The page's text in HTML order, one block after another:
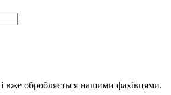
вже обробляється нашими фахівцями.